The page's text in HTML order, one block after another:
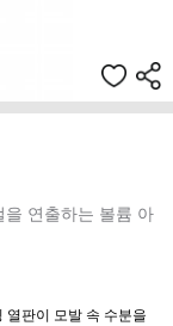
을 연출하는 볼륨 아
열판이 모발 속 수분을